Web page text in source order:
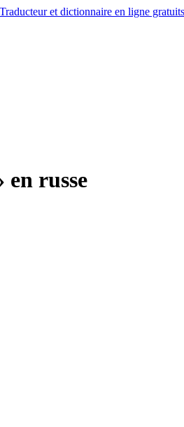
Traducteur et dictionnaire en ligne gratuits
russe